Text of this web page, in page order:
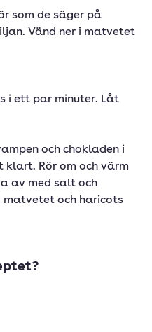
som de säger på
Vänd ner i matvetet
i ett par minuter. Låt
och chokladen i
Rör om och värm
av med salt och
matvetet och haricots